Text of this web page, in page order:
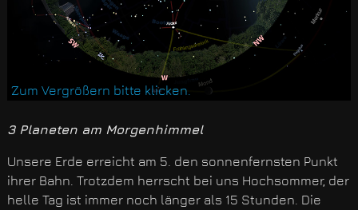
Zum Vergrößern bitte klicken.
3 Planeten am Morgenhimmel
Unsere Erde erreicht am 5. den sonnenfernsten Punkt
ihrer Bahn. Trotzdem herrscht bei uns Hochsommer, der
helle Tag ist immer noch länger als 15 Stunden. Die